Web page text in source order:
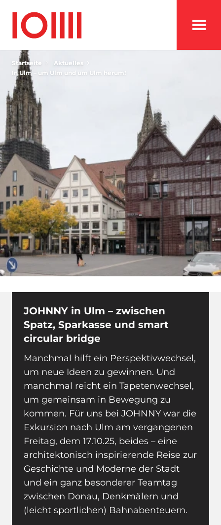
Startseite
Aktuelles
In Ulm – um Ulm und um Ulm herum!
JOHNNY in Ulm – zwischen
Spatz, Sparkasse und smart
circular bridge
Manchmal hilft ein Perspektivwechsel,
um neue Ideen zu gewinnen. Und
manchmal reicht ein Tapetenwechsel,
um gemeinsam in Bewegung zu
kommen. Für uns bei JOHNNY war die
Exkursion nach Ulm am vergangenen
Freitag, dem 17.10.25, beides – eine
architektonisch inspirierende Reise zur
Geschichte und Moderne der Stadt
und ein ganz besonderer Teamtag
zwischen Donau, Denkmälern und
(leicht sportlichen) Bahnabenteuern.